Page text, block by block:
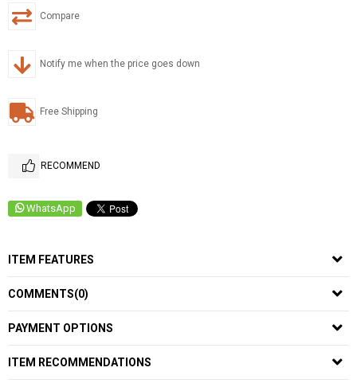
Compare
Notify me when the price goes down
Free Shipping
RECOMMEND
WhatsApp
ITEM FEATURES
COMMENTS(0)
PAYMENT OPTIONS
ITEM RECOMMENDATIONS